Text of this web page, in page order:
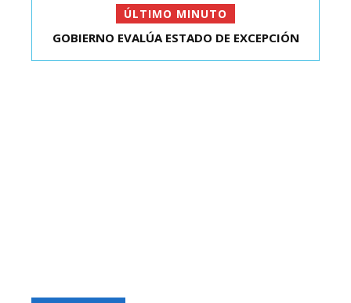
ÚLTIMO MINUTO
PRESIDENTE KAST ENCABEZA OPERATIVO
GOBIERNO EVALÚA ESTADO DE EXCEPCIÓN